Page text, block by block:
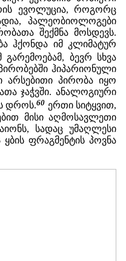
ევოლუცია, როგორც
პალეობიოლოგები
შექმნა მოსდევს.
ჰქონდა იმ კლიმატურ
ბევრ სხვა
ჰიპარიონული
არსებითი პირობა იყო
ჯაჭვში. ანალოგიური
დროს.60 ერთი სიტყვით,
მისი აღმოსავლეთი
სადაც უმაღლესი
ფრაგმენტის პოვნა